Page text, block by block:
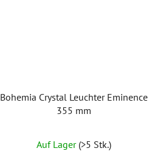
Bohemia Crystal Leuchter Eminence
355 mm
Auf Lager (>5 Stk.)